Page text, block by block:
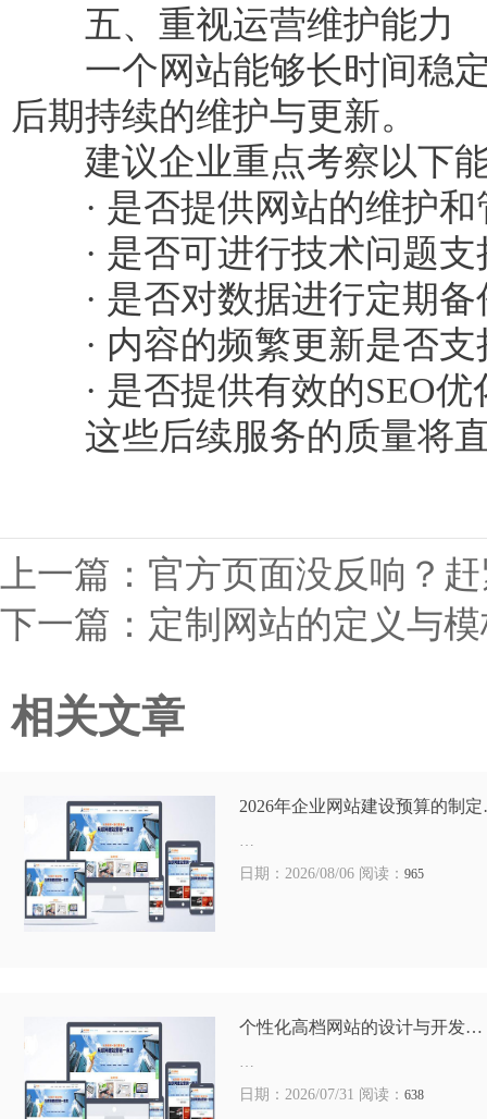
五、重视运营维护能力
一个网站能够长时间稳定
后期持续的维护与更新。
建议企业重点考察以下
· 是否提供网站的维护和
· 是否可进行技术问题支
· 是否对数据进行定期备
· 内容的频繁更新是否支
· 是否提供有效的SEO优
这些后续服务的质量将直
上一篇： 官方页面没反响？
下一篇： 定制网站的定义与
相关文章
2026年企业网站建设预算的制
…
日期：2026/08/06 阅读： 965
个性化高档网站的设计与开发…
…
日期：2026/07/31 阅读： 638